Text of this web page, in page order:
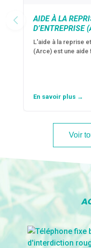
AIDE À LA
D’ENTREPRISE
L'aide à la reprise
(Arce) est une
En savoir plus →
Voir